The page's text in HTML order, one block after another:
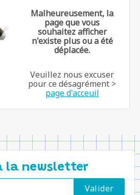
Malheureusement, la
page que vous
souhaitez afficher
n'existe plus ou a été
déplacée.
Veuillez nous excuser
pour ce désagrément >
page d'acceuil
la newsletter